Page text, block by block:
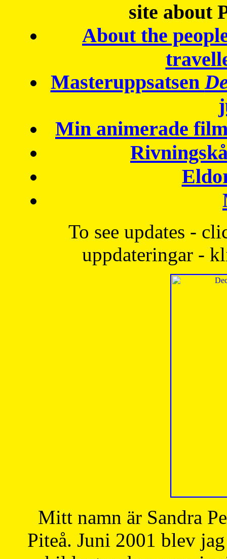
site about
About the
Masteruppsatsen
Min animerade
To see updates -
uppdateringar -
Mitt namn är Sandra
Piteå. Juni 2001 blev